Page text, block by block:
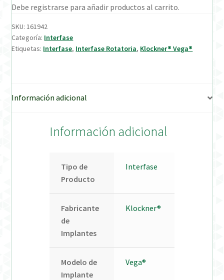
Uso previsto
Verification Required
Debe registrarse para añadir productos al carrito.
SKU:161942
Categoría: Interfase
Etiquetas: Interfase, Interfase Rotatoria, Klockner® Vega®
Información adicional
Información adicional
Tipo de
Producto
Interfase
Fabricante
de
Implantes
Klockner®
Modelo de
Implante
Vega®